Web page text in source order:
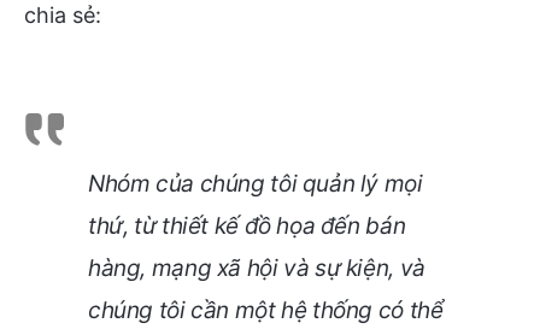
chia sẻ:
Nhóm của chúng tôi quản lý mọi
thứ, từ thiết kế đồ họa đến bán
hàng, mạng xã hội và sự kiện, và
chúng tôi cần một hệ thống có thể